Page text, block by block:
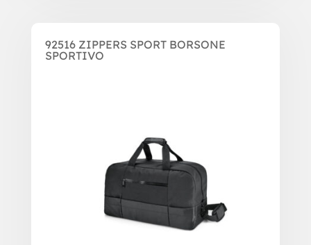
92516 ZIPPERS SPORT BORSONE
SPORTIVO